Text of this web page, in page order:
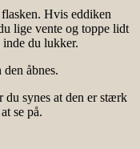
Hvis eddiken
lige vente og toppe lidt
inde du lukker.
åbnes.
du synes at den er stærk
se på.